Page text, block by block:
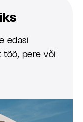
edasi
töö, pere või